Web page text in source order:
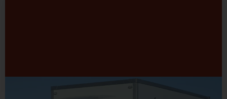
Desarrollo Sustentable